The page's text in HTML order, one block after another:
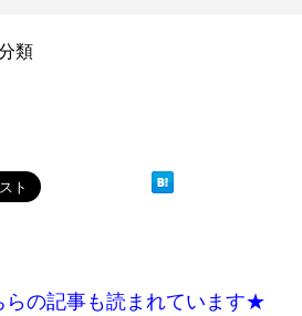
類
の記事も読まれています★